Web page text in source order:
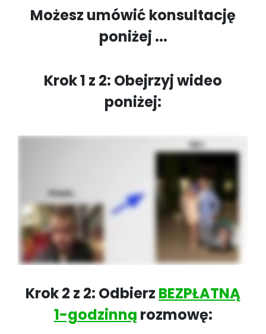
Możesz umówić konsultację
poniżej ...
Krok 1 z 2: Obejrzyj wideo
poniżej:
Krok 2 z 2: Odbierz BEZPŁATNĄ
1-godzinną rozmowę: